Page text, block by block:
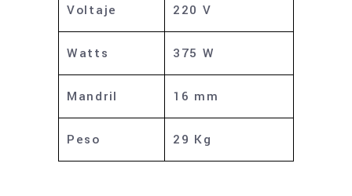
Voltaje 220 V
Watts 375 W
Mandril 16 mm
Peso 29 Kg